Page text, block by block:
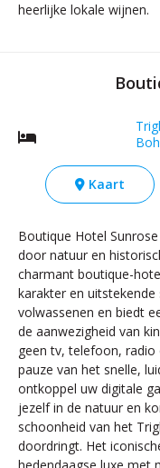
heerlijke lokale wijnen.
Kaart
Boutique Hotel
door natuur en
charmant boutique-
karakter en
volwassenen en biedt
de aanwezigheid van
geen tv, telefoon, radio
pauze van het snelle,
ontkoppel uw digitale
jezelf in de natuur en
schoonheid van het
doordringt. Het